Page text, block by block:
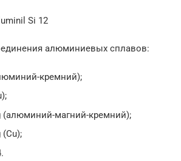
Si 12
алюминиевых сплавов:
кремний);
(алюминий-магний-кремний);
(Cu);